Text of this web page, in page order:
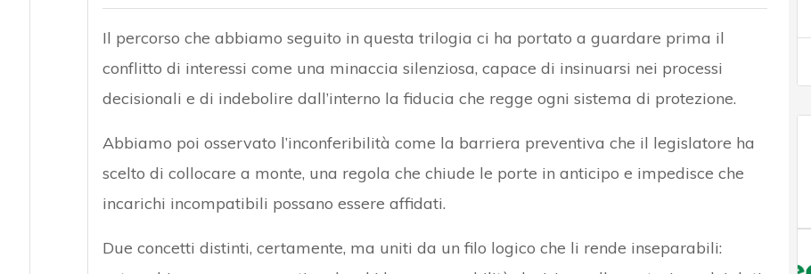
Il percorso che abbiamo seguito in questa trilogia ci ha portato a guardare prima il
conflitto di interessi come una minaccia silenziosa, capace di insinuarsi nei processi
decisionali e di indebolire dall’interno la fiducia che regge ogni sistema di protezione.
Abbiamo poi osservato l’inconferibilità come la barriera preventiva che il legislatore ha
scelto di collocare a monte, una regola che chiude le porte in anticipo e impedisce che
incarichi incompatibili possano essere affidati.
Due concetti distinti, certamente, ma uniti da un filo logico che li rende inseparabili: